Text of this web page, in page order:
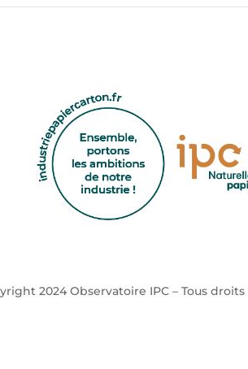
2024 Observatoire IPC – Tous droits